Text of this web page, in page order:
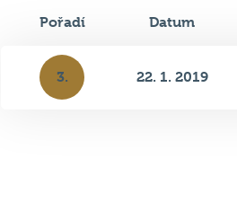
Pořadí Datum
3. 22. 1. 2019